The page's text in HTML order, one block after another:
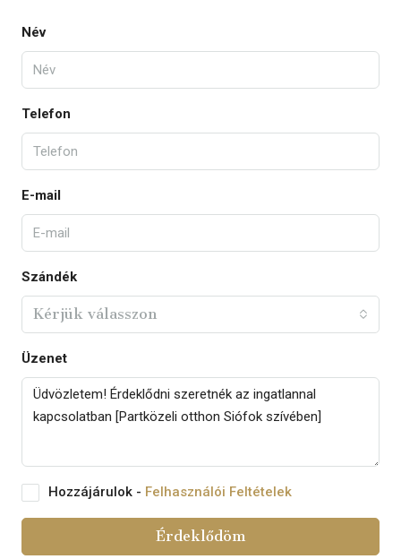
Név
Telefon
E-mail
Szándék
Kérjük válasszon
Üzenet
Hozzájárulok - Felhasználói Feltételek
Érdeklődöm